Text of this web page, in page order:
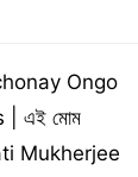
Ongo
| এই মোম
Mukherjee